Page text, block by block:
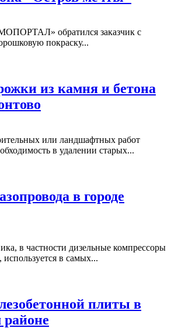
обратился заказчик с
покраску...
из камня и бетона
или ландшафтных работ
в удалении старых...
в городе
в частности дизельные компрессоры
в самых...
плиты в